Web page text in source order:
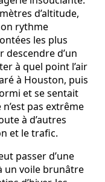
d’altitude,
rythme
les plus
descendre d’un
à quel point l’air
à Houston, puis
et se sentait
pas extrême
à d’autres
et le trafic.
passer d’une
un voile brunâtre